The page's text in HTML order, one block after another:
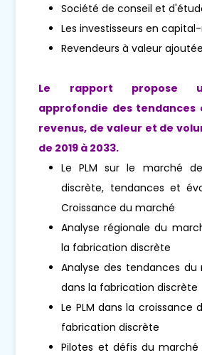
Société de conseil et
Les investisseurs en
Revendeurs à valeur
Le rapport propose
approfondie des tendances
revenus, de valeur et de
de 2019 à 2033.
Le PLM sur le marché
discrète, tendances et
Croissance du marché
Analyse régionale du
la fabrication discrète
Analyse des tendances du
dans la fabrication discrète
Le PLM dans la croissance
fabrication discrète
Pilotes et défis du marché